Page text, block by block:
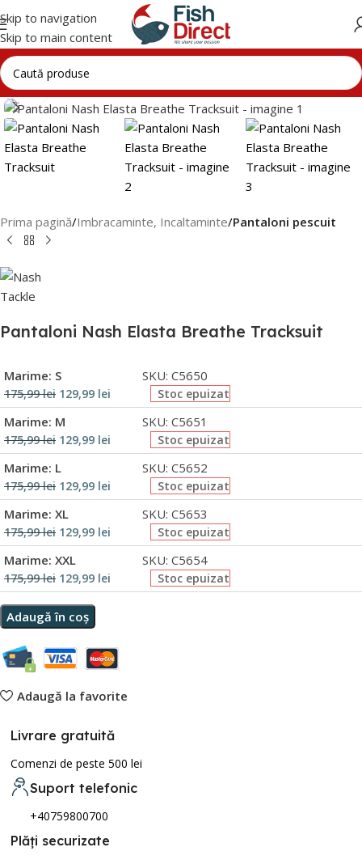
Skip to navigation
Skip to main content
Click to enlarge
Prima pagină Imbracaminte, Incaltaminte Pantaloni pescuit
Pantaloni Nash Elasta Breathe Tracksuit
Marime: S
175,99lei 129,99 lei Stoc epuizat
SKU: C5650
Marime: M
175,99lei 129,99 lei Stoc epuizat
SKU: C5651
Marime: L
175,99lei 129,99 lei Stoc epuizat
SKU: C5652
Marime: XL
175,99lei 129,99 lei Stoc epuizat
SKU: C5653
Marime: XXL
175,99lei 129,99 lei Stoc epuizat
SKU: C5654
Adaugă în coș
Adaugă la favorite
Livrare gratuită
Comenzi de peste 500 lei
Suport telefonic
+40759800700
Plăți securizate